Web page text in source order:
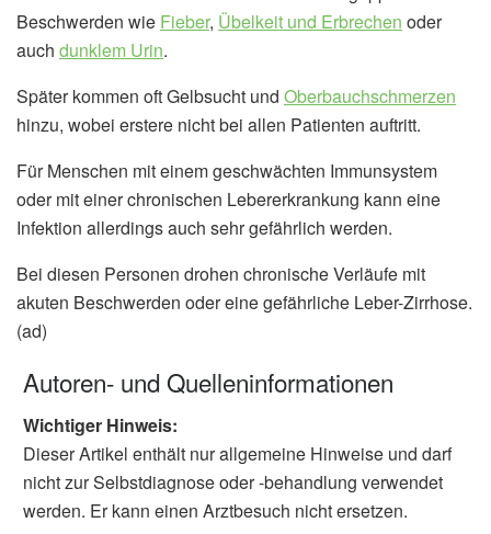
Beschwerden wie Fieber, Übelkeit und Erbrechen oder
auch dunklem Urin.
Später kommen oft Gelbsucht und Oberbauchschmerzen
hinzu, wobei erstere nicht bei allen Patienten auftritt.
Für Menschen mit einem geschwächten Immunsystem
oder mit einer chronischen Lebererkrankung kann eine
Infektion allerdings auch sehr gefährlich werden.
Bei diesen Personen drohen chronische Verläufe mit
akuten Beschwerden oder eine gefährliche Leber-Zirrhose.
(ad)
Autoren- und Quelleninformationen
Wichtiger Hinweis:
Dieser Artikel enthält nur allgemeine Hinweise und darf
nicht zur Selbstdiagnose oder -behandlung verwendet
werden. Er kann einen Arztbesuch nicht ersetzen.